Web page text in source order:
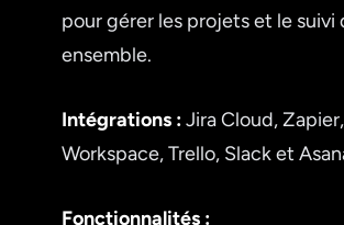
pour gérer les projets et le suivi
ensemble.
Intégrations :Jira Cloud,
Workspace, Trello, Slack et
Fonctionnalités :